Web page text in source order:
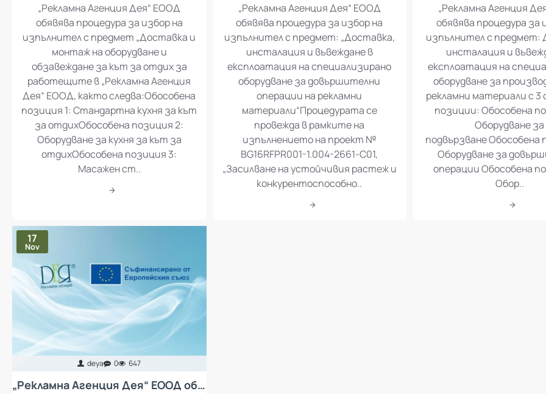
„Рекламна Агенция Дея“ ЕООД
обявява процедура за избор на
изпълнител с предмет „Доставка и
монтаж на оборудване и
обзавеждане за кът за отдих за
работещите в „Рекламна Агенция
Дея“ ЕООД, както следва:Обособена
позиция 1: Стандартна кухня за кът
за отдихОбособена позиция 2:
Оборудване за кухня за кът за
отдихОбособена позиция 3:
Масажен ст..
„Рекламна Агенция Дея“ ЕООД
обявява процедура за избор на
изпълнител с предмет: „Доставка,
инсталация и въвеждане в
експлоатация на специализирано
оборудване за довършителни
операции на рекламни
материали“Процедурата се
провежда в рамките на
изпълнението на проект №
BG16RFPR001-1.004-2661-C01,
„Засилване на устойчивия растеж и
конкурентоспособно..
„Рекламна Агенция
обявява процедура за
изпълнител с предмет:
инсталация и
експлоатация на
оборудване за
рекламни материали с 3
позиции: Обособена
Оборудване за
подвързване Обособена
Оборудване за
операции Обособена
Обор..
17
Nov
deya 0 647
„Рекламна Агенция Дея“ ЕООД обявява процедура за избор на изпълнител с предмет „Доставка и монтаж на колективни предпазни средства за защита от неблагоприятен микроклимат за работещите в „Рекламна Агенция Дея“ ЕООД - въздухопречистватели“